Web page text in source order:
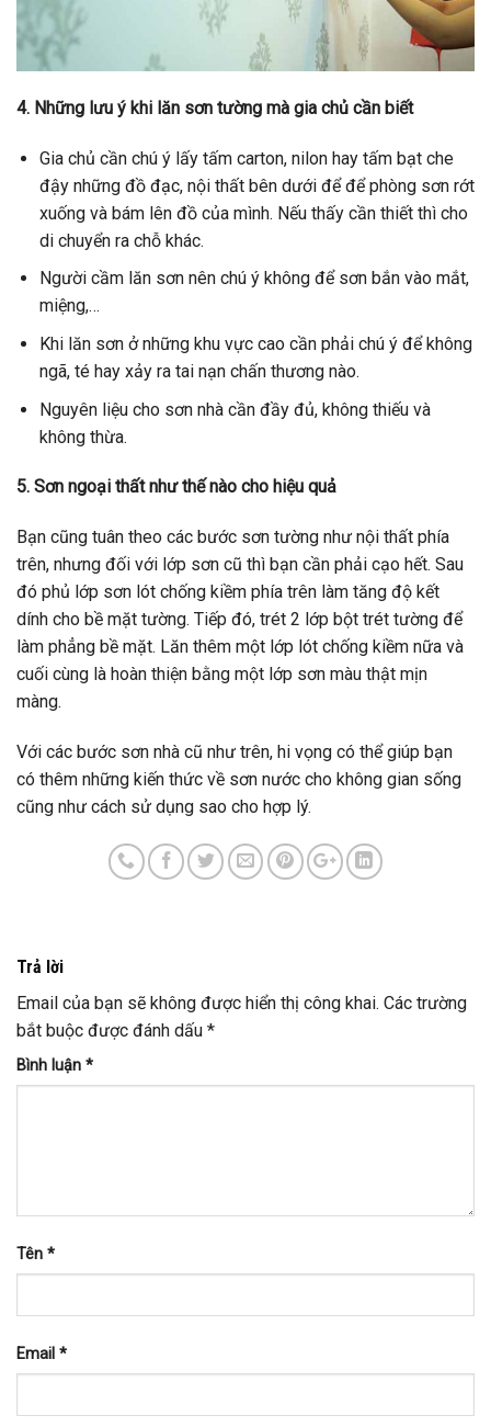
4. Những lưu ý khi lăn sơn tường mà gia chủ cần biết
Gia chủ cần chú ý lấy tấm carton, nilon hay tấm bạt che
đậy những đồ đạc, nội thất bên dưới để để phòng sơn rớt
xuống và bám lên đồ của mình. Nếu thấy cần thiết thì cho
di chuyển ra chỗ khác.
Người cầm lăn sơn nên chú ý không để sơn bắn vào mắt,
miệng,…
Khi lăn sơn ở những khu vực cao cần phải chú ý để không
ngã, té hay xảy ra tai nạn chấn thương nào.
Nguyên liệu cho sơn nhà cần đầy đủ, không thiếu và
không thừa.
5. Sơn ngoại thất như thế nào cho hiệu quả
Bạn cũng tuân theo các bước sơn tường như nội thất phía
trên, nhưng đối với lớp sơn cũ thì bạn cần phải cạo hết. Sau
đó phủ lớp sơn lót chống kiềm phía trên làm tăng độ kết
dính cho bề mặt tường. Tiếp đó, trét 2 lớp bột trét tường để
làm phẳng bề mặt. Lăn thêm một lớp lót chống kiềm nữa và
cuối cùng là hoàn thiện bằng một lớp sơn màu thật mịn
màng.
Với các bước sơn nhà cũ như trên, hi vọng có thể giúp bạn
có thêm những kiến thức về sơn nước cho không gian sống
cũng như cách sử dụng sao cho hợp lý.
Trả lời
Email của bạn sẽ không được hiển thị công khai. Các trường
bắt buộc được đánh dấu *
Bình luận *
Tên *
Email *